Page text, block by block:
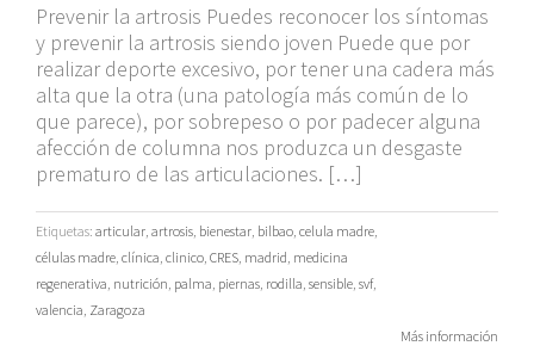
Prevenir la artrosis Puedes reconocer los síntomas
y prevenir la artrosis siendo joven Puede que por
realizar deporte excesivo, por tener una cadera más
alta que la otra (una patología más común de lo
que parece), por sobrepeso o por padecer alguna
afección de columna nos produzca un desgaste
prematuro de las articulaciones. […]
Etiquetas: articular artrosis bienestar bilbao celula madre
células madre clínica clinico CRES madrid medicina
regenerativa nutrición palma piernas rodilla sensible svf,
valencia Zaragoza
Más información